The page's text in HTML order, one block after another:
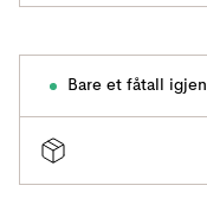
Bare et fåtall igjen